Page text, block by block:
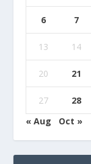
6 7
13 14
20 21
27 28
« Aug
Oct »